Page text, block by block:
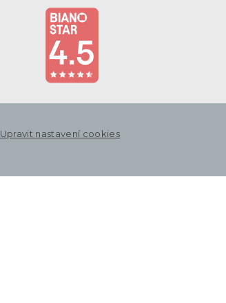
Upravit nastavení cookies